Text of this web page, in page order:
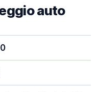
auto